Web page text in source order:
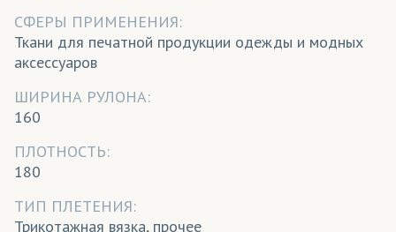
СФЕРЫ ПРИМЕНЕНИЯ:
Ткани для печатной продукции одежды и модных
аксессуаров
ШИРИНА РУЛОНА:
160
ПЛОТНОСТЬ:
180
ТИП ПЛЕТЕНИЯ:
Трикотажная вязка, прочее